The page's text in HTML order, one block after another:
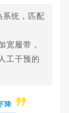
系统，匹配
宽履带，
工干预的
降